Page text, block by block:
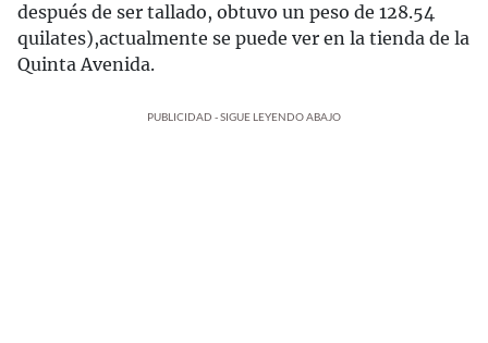
después de ser tallado, obtuvo un peso de 128.54
quilates),actualmente se puede ver en la tienda de la
Quinta Avenida.
PUBLICIDAD - SIGUE LEYENDO ABAJO